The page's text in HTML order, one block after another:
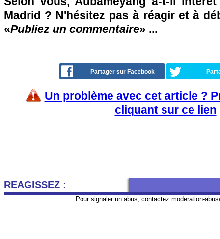
Madrid ? N'hésitez pas à réagir et à
«Publiez un commentaire» ...
Partager sur Facebook
Un problème avec cet article ?
cliquant sur ce lien
REAGISSEZ :
Pour signaler un abus, contactez moderation-